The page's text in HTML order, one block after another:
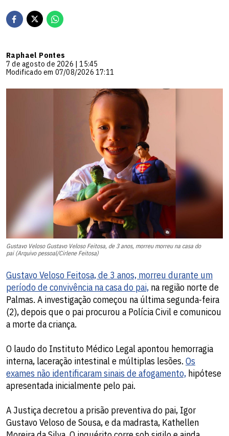
Raphael Pontes
7 de agosto de 2026 | 15:45
Modificado em 07/08/2026 17:11
Gustavo Veloso Gustavo Veloso Feitosa, de 3 anos, morreu morreu na casa do
pai (Arquivo pessoal/Cirlene Feitosa)
Gustavo Veloso Feitosa, de 3 anos, morreu durante um
período de convivência na casa do pai, na região norte de
Palmas. A investigação começou na última segunda-feira
(2), depois que o pai procurou a Polícia Civil e comunicou
a morte da criança.
O laudo do Instituto Médico Legal apontou hemorragia
interna, laceração intestinal e múltiplas lesões. Os
exames não identificaram sinais de afogamento, hipótese
apresentada inicialmente pelo pai.
A Justiça decretou a prisão preventiva do pai, Igor
Gustavo Veloso de Sousa, e da madrasta, Kathellen